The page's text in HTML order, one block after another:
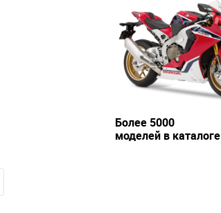
Более 5000
моделей в каталоге